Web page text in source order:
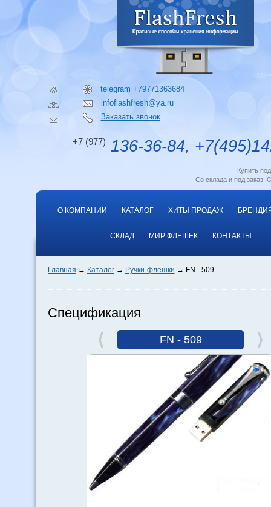
telegram +79771363684
infoflashfresh@ya.ru
Заказать звонок
+7 (977) 136-36-84,
Купить
Со склада и под заказ.
О КОМПАНИИ КАТАЛОГ ХИТЫ ПРОДАЖ
СКЛАД МИР ФЛЕШЕК КОНТАКТЫ
Главная Каталог Ручки-флешки FN - 509
Спецификация
FN - 509